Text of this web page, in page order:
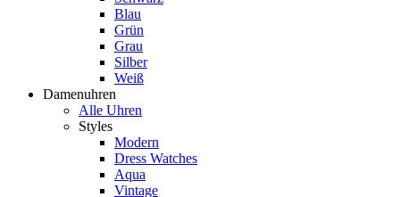
Blau
Grün
Grau
Silber
Weiß
Damenuhren
Alle Uhren
Styles
Modern
Dress Watches
Aqua
Vintage